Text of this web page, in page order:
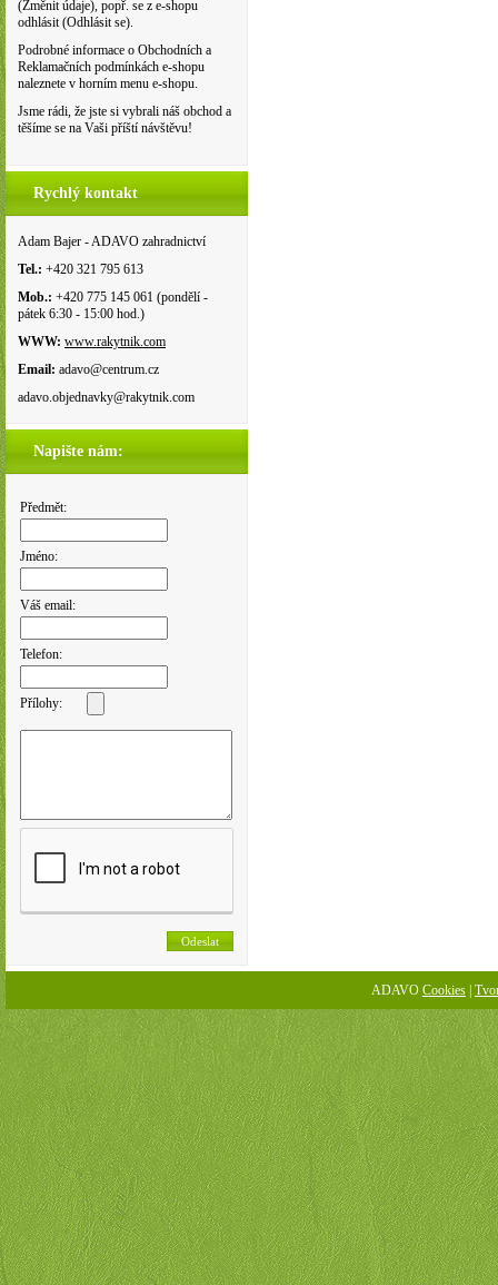
(Změnit údaje), popř. se z e-shopu
odhlásit (Odhlásit se).
Podrobné informace o Obchodních a
Reklamačních podmínkách e-shopu
naleznete v horním menu e-shopu.
Jsme rádi, že jste si vybrali náš obchod a
těšíme se na Vaši příští návštěvu!
Rychlý kontakt
Adam Bajer - ADAVO zahradnictví
Tel.: +420 321 795 613
Mob.: +420 775 145 061 (pondělí -
pátek 6:30 - 15:00 hod.)
WWW: www.rakytnik.com
Email: adavo@centrum.cz
adavo.objednavky@rakytnik.com
Napište nám:
Předmět:
Jméno:
Váš email:
Telefon:
Přílohy:
ADAVO Cookies